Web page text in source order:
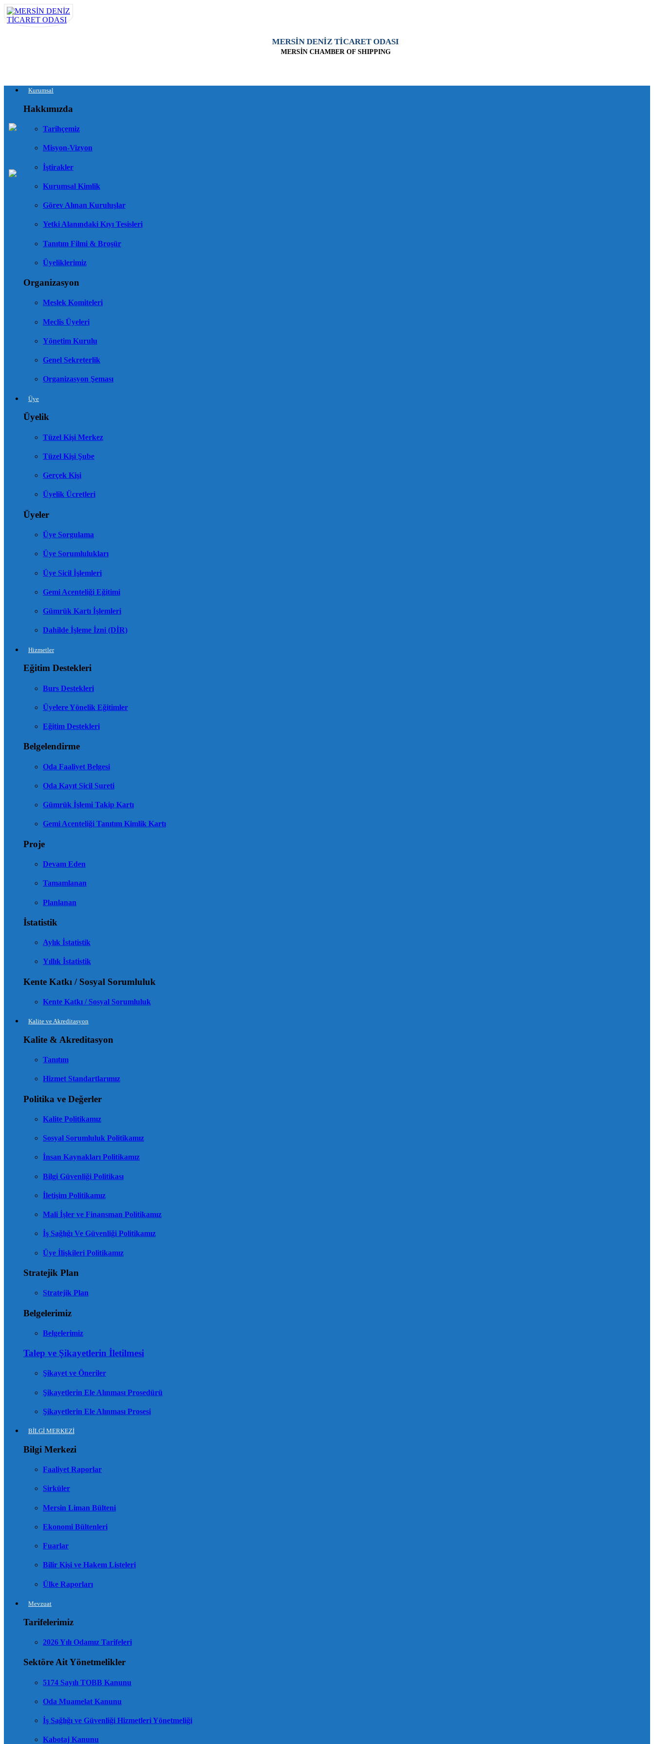
MERSİN DENİZ TİCARET ODASI
MERSİN CHAMBER OF SHIPPING
Kurumsal
Hakkımızda
Tarihçemiz
Misyon-Vizyon
İştirakler
Kurumsal Kimlik
Görev Alınan Kuruluşlar
Yetki Alanındaki Kıyı Tesisleri
Tanıtım Filmi & Broşür
Üyeliklerimiz
Organizasyon
Meslek Komiteleri
Meclis Üyeleri
Yönetim Kurulu
Genel Sekreterlik
Organizasyon Şeması
Üye
Üyelik
Tüzel Kişi Merkez
Tüzel Kişi Şube
Gerçek Kişi
Üyelik Ücretleri
Üyeler
Üye Sorgulama
Üye Sorumlulukları
Üye Sicil İşlemleri
Gemi Acenteliği Eğitimi
Gümrük Kartı İşlemleri
Dahilde İşleme İzni (DİR)
Hizmetler
Eğitim Destekleri
Burs Destekleri
Üyelere Yönelik Eğitimler
Eğitim Destekleri
Belgelendirme
Oda Faaliyet Belgesi
Oda Kayıt Sicil Sureti
Gümrük İşlemi Takip Kartı
Gemi Acenteliği Tanıtım Kimlik Kartı
Proje
Devam Eden
Tamamlanan
Planlanan
İstatistik
Aylık İstatistik
Yıllık İstatistik
Kente Katkı / Sosyal Sorumluluk
Kente Katkı / Sosyal Sorumluluk
Kalite ve Akreditasyon
Kalite & Akreditasyon
Tanıtım
Hizmet Standartlarımız
Politika ve Değerler
Kalite Politikamız
Sosyal Sorumluluk Politikamız
İnsan Kaynakları Politikamız
Bilgi Güvenliği Politikası
İletişim Politikamız
Mali İşler ve Finansman Politikamız
İş Sağlığı Ve Güvenliği Politikamız
Üye İlişkileri Politikamız
Stratejik Plan
Stratejik Plan
Belgelerimiz
Belgelerimiz
Talep ve Şikayetlerin İletilmesi
Şikayet ve Öneriler
Şikayetlerin Ele Alınması Prosedürü
Şikayetlerin Ele Alınması Prosesi
BİLGİ MERKEZİ
Bilgi Merkezi
Faaliyet Raporlar
Sirküler
Mersin Liman Bülteni
Ekonomi Bültenleri
Fuarlar
Bilir Kişi ve Hakem Listeleri
Ülke Raporları
Mevzuat
Tarifelerimiz
2026 Yılı Odamız Tarifeleri
Sektöre Ait Yönetmelikler
5174 Sayılı TOBB Kanunu
Oda Muamelat Kanunu
İş Sağlığı ve Güvenliği Hizmetleri Yönetmeliği
Kabotaj Kanunu